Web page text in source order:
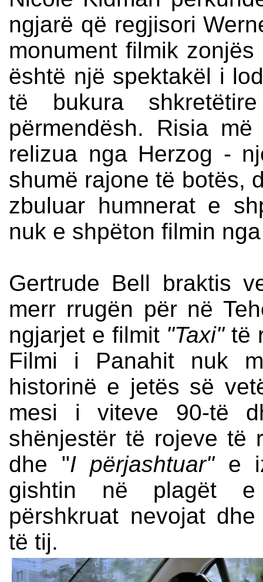
ngjarë që regjisori
monument filmik
është një spektakël i
të bukura
përmendësh. Risia
relizua nga Herzog -
shumë rajone të botës,
zbuluar humnerat e
nuk e shpëton filmin
Gertrude Bell braktis
merr rrugën për në
ngjarjet e filmit "Taxi"të
Filmi i Panahit nuk
historinë e jetës së
mesi i viteve 90-të
shënjestër të rojeve të
dhe "I përjashtuar"e
gishtin në plagët e
përshkruat nevojat
të tij.